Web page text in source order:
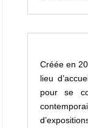
Créée en
lieu
pour se